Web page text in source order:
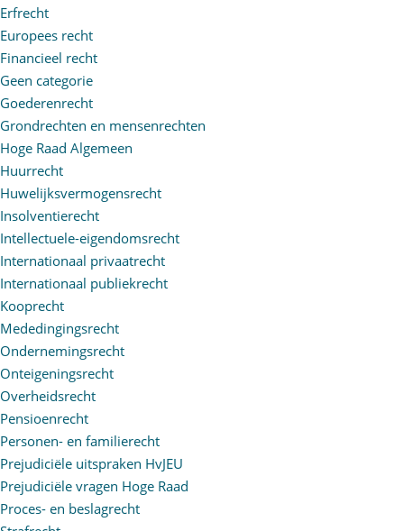
Erfrecht
Europees recht
Financieel recht
Geen categorie
Goederenrecht
Grondrechten en mensenrechten
Hoge Raad Algemeen
Huurrecht
Huwelijksvermogensrecht
Insolventierecht
Intellectuele-eigendomsrecht
Internationaal privaatrecht
Internationaal publiekrecht
Kooprecht
Mededingingsrecht
Ondernemingsrecht
Onteigeningsrecht
Overheidsrecht
Pensioenrecht
Personen- en familierecht
Prejudiciële uitspraken HvJEU
Prejudiciële vragen Hoge Raad
Proces- en beslagrecht